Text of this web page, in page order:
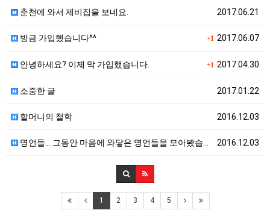
2017.06.21
춘천에 와서 제비집을 보네요.
+1 2017.06.07
방금 가입했습니다^^
+1 2017.04.30
안녕하세요? 이제 막 가입했습니다.
2017.01.22
소중한 글
2016.12.03
할머니의 철학
2016.12.03
명언들... 그동안 마음에 와닿은 명언들을 모아봤습니다…
1 2 3 4 5